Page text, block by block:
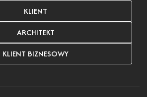
KLIENT
ARCHITEKT
KLIENT BIZNESOWY